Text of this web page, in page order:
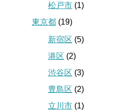
松戸市 (1)
東京都 (19)
新宿区 (5)
港区 (2)
渋谷区 (3)
豊島区 (2)
立川市 (1)